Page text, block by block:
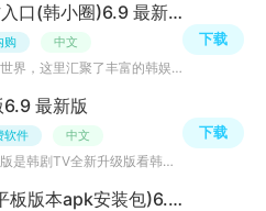
韩剧圈app官方入口(韩小圈)6.9 最新版
购 中文
发现你感兴趣的韩剧世界，这里汇聚了丰富的韩娱短视频、明星资讯与兴趣社区内容，随时发现你喜欢的热门动态
下载
最新版
软件 中文
韩小圈官方正版更新版是韩剧TV全新升级版看韩剧神器，可在线看热门韩剧、古装剧、偶像剧等精彩视频，大神推
下载
韩小圈(韩剧tv平板版本apk安装包)6.9 大屏版